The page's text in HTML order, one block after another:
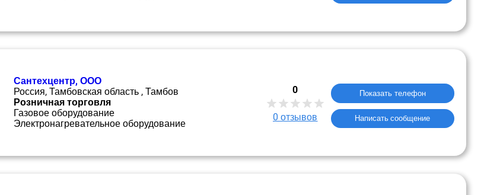
Сантехцентр, ООО
Россия, Тамбовская область , Тамбов
Розничная торговля
Газовое оборудование
Электронагревательное оборудование
0
0 отзывов
Показать телефон
Написать сообщение